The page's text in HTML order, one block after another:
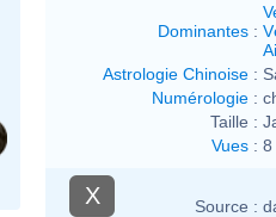
Dominantes :
Astrologie Chinoise :
Numérologie :
Taille :
Vues : 8
X Source :